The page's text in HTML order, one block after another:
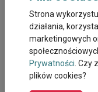
Lipiec 2022
Czerwiec 2022
Maj 2022
Strona
działania,
marketingowych
Prywatności. Czy
plików cookies?